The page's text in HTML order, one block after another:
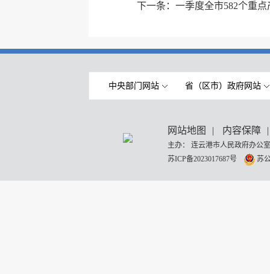
下一条： 一季度全市582个重
中央部门网站 省（区市）政府网站
网站地图 | 内容保障 |
主办： 连云港市人民政府办
苏ICP备2023017687号
苏